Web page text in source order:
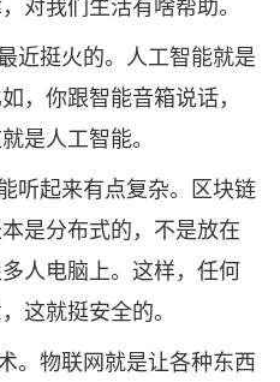
对我们生活有啥帮助。
近挺火的。人工智能就是
，你跟智能音箱说话，
是人工智能。
听起来有点复杂。区块链
是分布式的，不是放在
人电脑上。这样，任何
这就挺安全的。
。物联网就是让各种东西